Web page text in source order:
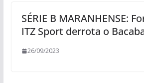
SÉRIE B MARANHENSE:
ITZ Sport derrota o
26/09/2023